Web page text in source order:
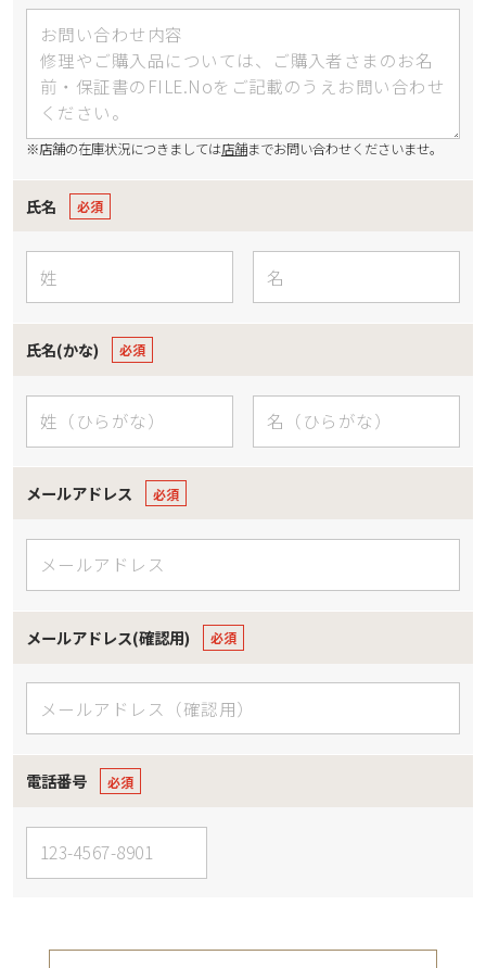
※店舗の在庫状況につきましては店舗までお問い合わせくださいませ。
氏名
氏名(かな)
メールアドレス
メールアドレス(確認用)
電話番号